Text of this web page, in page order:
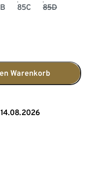
85C 85D
Warenkorb